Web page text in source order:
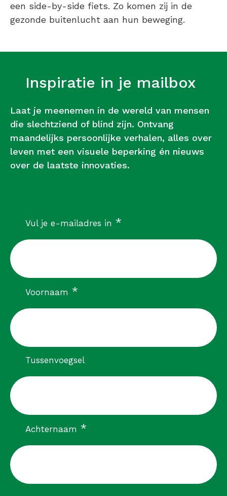
een side-by-side fiets. Zo komen zij in de
gezonde buitenlucht aan hun beweging.
Inspiratie in je mailbox
Laat je meenemen in de wereld van mensen
die slechtziend of blind zijn. Ontvang
maandelijks persoonlijke verhalen, alles over
leven met een visuele beperking én nieuws
over de laatste innovaties.
Vul je e-mailadres in *verplicht
Voornaam *verplicht
Tussenvoegsel
Achternaam *verplicht